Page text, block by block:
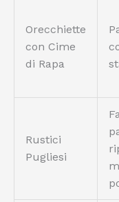
Orecchiette
con Cime
di Rapa
Rustici
Pugliesi